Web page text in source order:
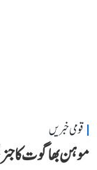
قومی خبریں
موہن بھاگوت کا